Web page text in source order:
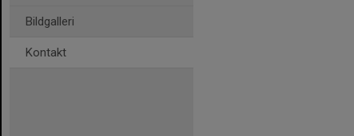
Bildgalleri
Kontakt